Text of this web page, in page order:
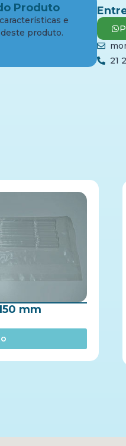
Produto
e
produto.
21
mm